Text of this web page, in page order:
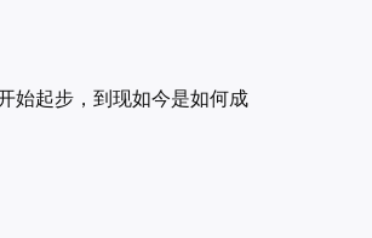
始起步，到现如今是如何成